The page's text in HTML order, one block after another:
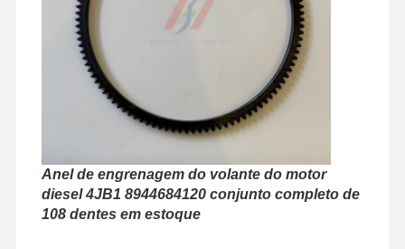
Visita À
Fábrica
Controle De
Qualidade
Notícias
Perkins Engine
Motor Yanmar
Anel de engrenagem do volante do motor
diesel 4JB1 8944684120 conjunto completo de
108 dentes em estoque